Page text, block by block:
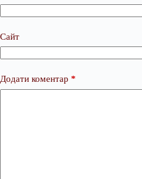
Сайт
Додати коментар *